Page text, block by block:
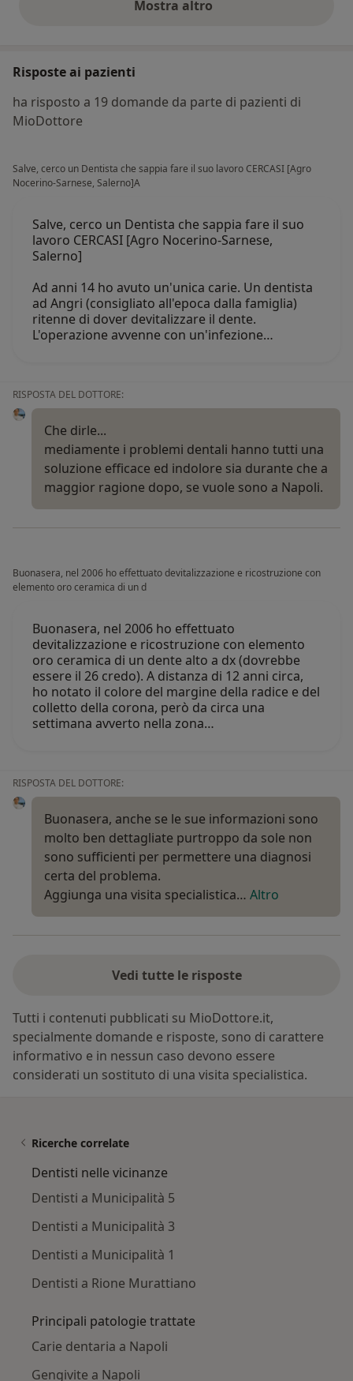
Mostra altroopinioni di cui sopra
Risposte ai pazienti
ha risposto a 19 domande da parte di pazienti di
MioDottore
Salve, cerco un Dentista che sappia fare il suo lavoro CERCASI [Agro
Nocerino-Sarnese, Salerno]A
Salve, cerco un Dentista che sappia fare il suo
lavoro CERCASI [Agro Nocerino-Sarnese,
Salerno]
Ad anni 14 ho avuto un'unica carie. Un dentista
ad Angri (consigliato all'epoca dalla famiglia)
ritenne di dover devitalizzare il dente.
L'operazione avvenne con un'infezione…
RISPOSTA DEL DOTTORE:
Che dirle...
mediamente i problemi dentali hanno tutti una
soluzione efficace ed indolore sia durante che a
maggior ragione dopo, se vuole sono a Napoli.
Buonasera, nel 2006 ho effettuato devitalizzazione e ricostruzione con
elemento oro ceramica di un d
Buonasera, nel 2006 ho effettuato
devitalizzazione e ricostruzione con elemento
oro ceramica di un dente alto a dx (dovrebbe
essere il 26 credo). A distanza di 12 anni circa,
ho notato il colore del margine della radice e del
colletto della corona, però da circa una
settimana avverto nella zona…
RISPOSTA DEL DOTTORE:
Buonasera, anche se le sue informazioni sono
molto ben dettagliate purtroppo da sole non
sono sufficienti per permettere una diagnosi
certa del problema.
Aggiunga una visita specialistica… Altro
Vedi tutte le risposte
Tutti i contenuti pubblicati su MioDottore.it,
specialmente domande e risposte, sono di carattere
informativo e in nessun caso devono essere
considerati un sostituto di una visita specialistica.
Ricerche correlate
Dentisti nelle vicinanze
Dentisti a Municipalità 5
Dentisti a Municipalità 3
Dentisti a Municipalità 1
Dentisti a Rione Murattiano
Principali patologie trattate
Carie dentaria a Napoli
Gengivite a Napoli